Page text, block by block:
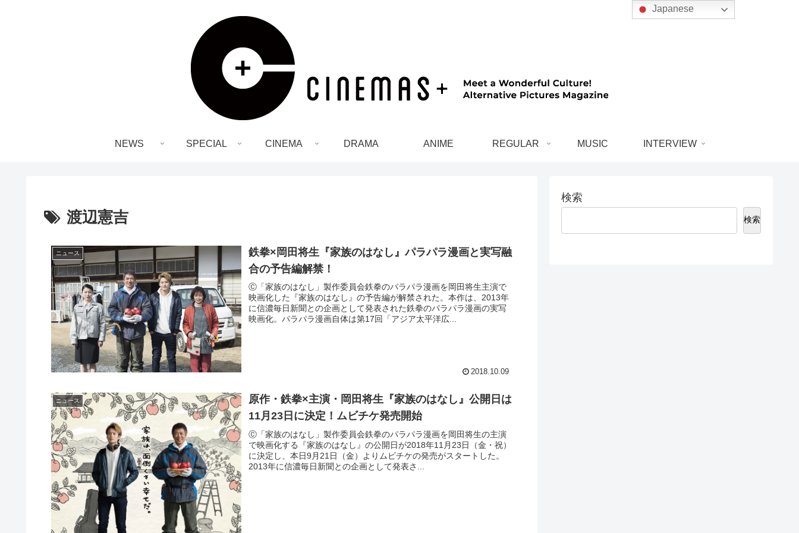
NEWS SPECIAL CINEMA DRAMA ANIME REGULAR MUSIC INTERVIEW
渡辺憲吉
ニュース
鉄拳×岡田将生『家族のはなし』パラパラ漫画と実写融
合の予告編解禁！
Ⓒ「家族のはなし」製作委員会鉄拳のパラパラ漫画を岡田将生主演で
映画化した『家族のはなし』の予告編が解禁された。本作は、2013年
に信濃毎日新聞との企画として発表された鉄拳のパラパラ漫画の実写
映画化。パラパラ漫画自体は第17回「アジア太平洋広...
2018.10.09
ニュース
原作・鉄拳×主演・岡田将生『家族のはなし』公開日は
11月23日に決定！ムビチケ発売開始
Ⓒ「家族のはなし」製作委員会鉄拳のパラパラ漫画を岡田将生の主演
で映画化する『家族のはなし』の公開日が2018年11月23日（金・祝）
に決定し、本日9月21日（金）よりムビチケの発売がスタートした。
2013年に信濃毎日新聞との企画として発表さ...
検索
検索
Japanese